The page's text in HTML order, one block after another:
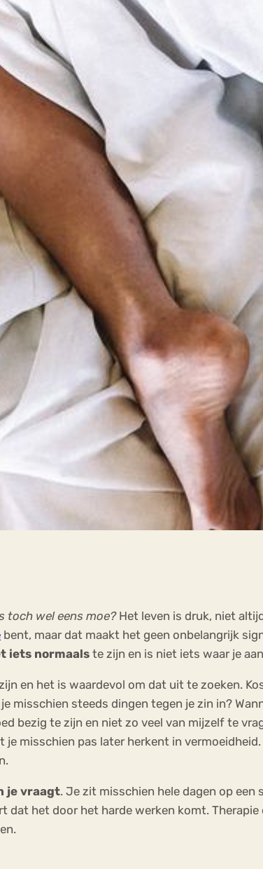
toch wel eens moe?Het leven is druk, niet
bent, maar dat maakt het geen onbelangrijk
iets normaalste zijn en is niet iets waar je
en het is waardevol om dat uit te zoeken.
misschien steeds dingen tegen je zin in?
bezig te zijn en niet zo veel van mijzelf te
misschien pas later herkent in
je vraagt. Je zit misschien hele dagen op
dat het door het harde werken komt.